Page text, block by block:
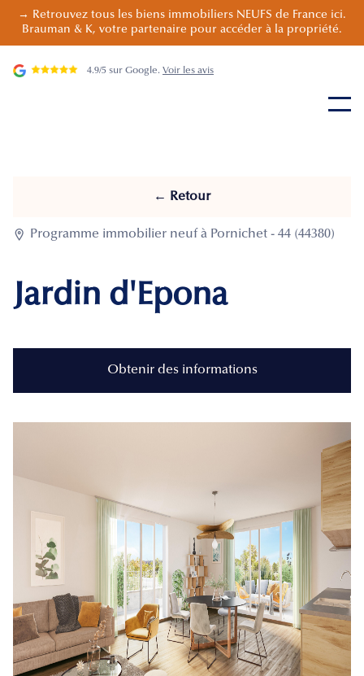
→ Retrouvez tous les biens immobiliers NEUFS de France ici.
Brauman & K, votre partenaire pour accéder à la propriété.
4.9/5 sur Google. Voir les avis
← Retour
 Programme immobilier neuf à Pornichet - 44 (44380)
Jardin d'Epona
Obtenir des informations